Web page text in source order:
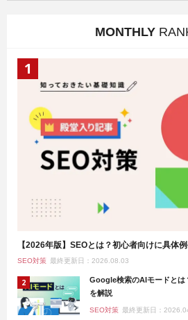
MONTHLY
【2026年版】SEOとは？初心者向けに具体
SEO対策 最終更新日：2026.08.03
Google検索のAIモードとは
を解説
SEO対策 最終更新日：